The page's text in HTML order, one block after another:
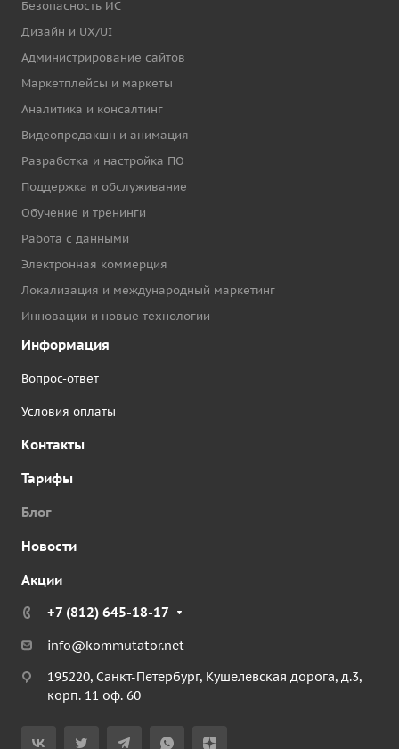
Безопасность ИС
Дизайн и UX/UI
Администрирование сайтов
Маркетплейсы и маркеты
Аналитика и консалтинг
Видеопродакшн и анимация
Разработка и настройка ПО
Поддержка и обслуживание
Обучение и тренинги
Работа с данными
Электронная коммерция
Локализация и международный маркетинг
Инновации и новые технологии
Информация
Вопрос-ответ
Условия оплаты
Контакты
Тарифы
Блог
Новости
Акции
+7 (812) 645-18-17
info@kommutator.net
195220, Санкт-Петербург, Кушелевская дорога, д.3,
корп. 11 оф. 60